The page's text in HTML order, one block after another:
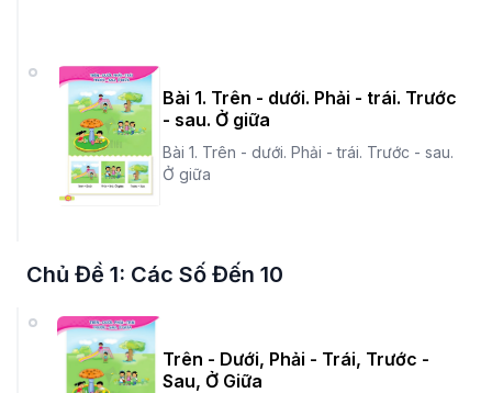
Bài 1. Trên - dưới. Phải - trái. Trước
- sau. Ở giữa
Bài 1. Trên - dưới. Phải - trái. Trước - sau.
Ở giữa
Chủ Đề 1: Các Số Đến 10
Trên - Dưới, Phải - Trái, Trước -
Sau, Ở Giữa